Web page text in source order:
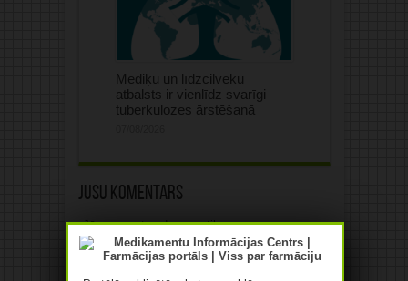
Mediķu un līdzcilvēku
atbalsts ir vienlīdz svarīgi
tuberkulozes ārstēšanā
Jūsu komentārs
Jūsu e-pasta adrese netiks
publicēta.Atzīmētie lauki ir obligāti*